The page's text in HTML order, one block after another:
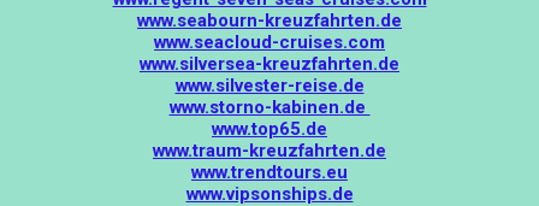
www.seabourn-kreuzfahrten.de
www.seacloud-cruises.com
www.silversea-kreuzfahrten.de
www.silvester-reise.de
www.storno-kabinen.de
www.top65.de
www.traum-kreuzfahrten.de
www.trendtours.eu
www.vipsonships.de